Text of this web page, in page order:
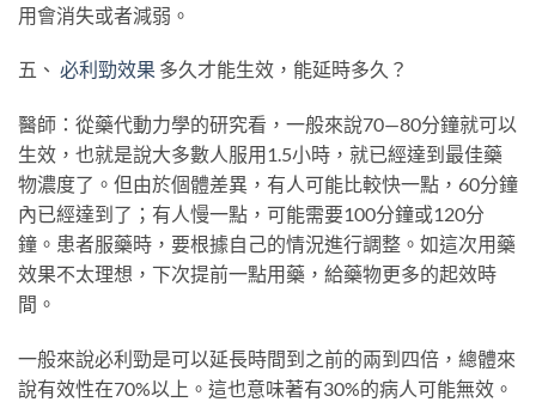
用會消失或者減弱。
五、 必利勁效果 多久才能生效，能延時多久？
醫師：從藥代動力學的研究看，一般來說70—80分鐘就可以
生效，也就是說大多數人服用1.5小時，就已經達到最佳藥
物濃度了。但由於個體差異，有人可能比較快一點，60分鐘
內已經達到了；有人慢一點，可能需要100分鐘或120分
鐘。患者服藥時，要根據自己的情況進行調整。如這次用藥
效果不太理想，下次提前一點用藥，給藥物更多的起效時
間。
一般來說必利勁是可以延長時間到之前的兩到四倍，總體來
說有效性在70%以上。這也意味著有30%的病人可能無效。